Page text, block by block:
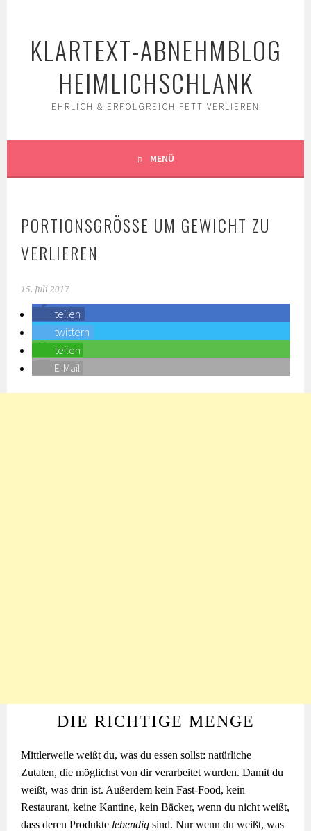
KLARTEXT-ABNEHMBLOG
HEIMLICHSCHLANK
EHRLICH & ERFOLGREICH FETT VERLIEREN
MENÜ
PORTIONSGRÖSSE UM GEWICHT ZU V
ERLIEREN
15. Juli 2017
teilen
twittern
teilen
E-Mail
DIE RICHTIGE MENGE
Mittlerweile weißt du, was du essen sollst: natürliche
Zutaten, die möglichst von dir verarbeitet wurden. Damit du
weißt, was drin ist. Außerdem kein Fast-Food, kein
Restaurant, keine Kantine, kein Bäcker, wenn du nicht weißt,
dass deren Produkte lebendig sind. Nur wenn du weißt, was